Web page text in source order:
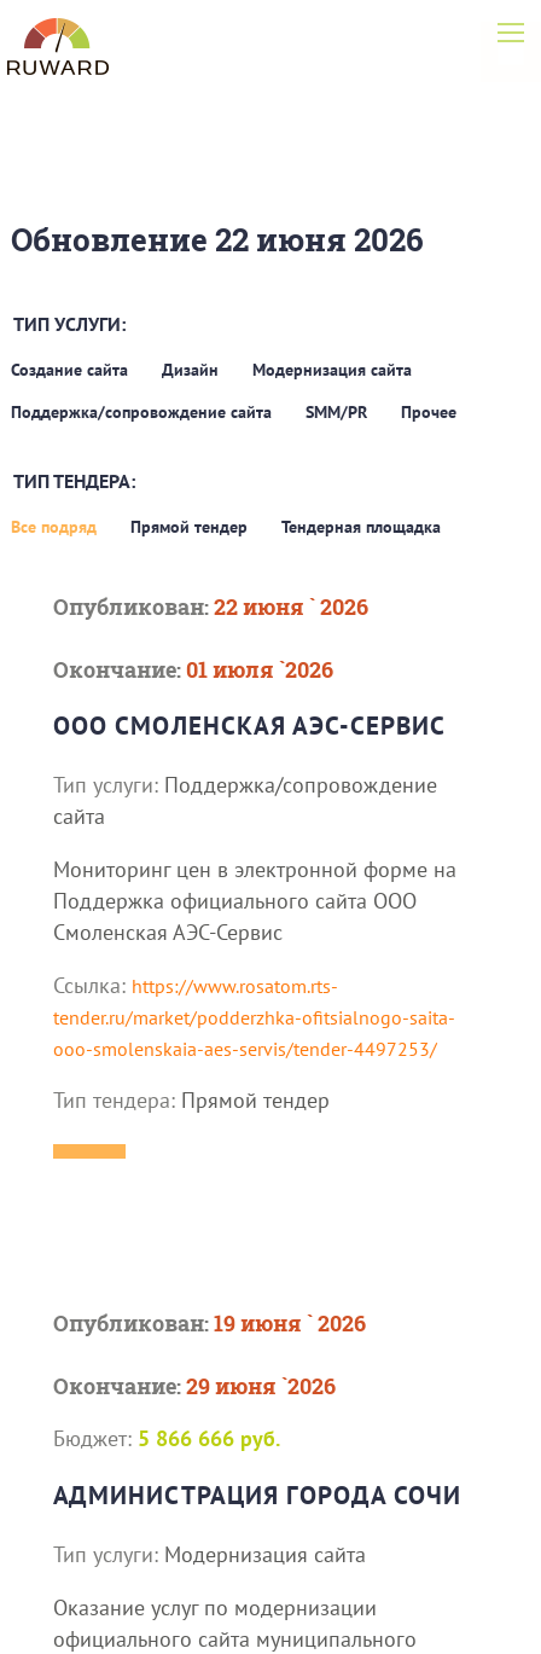
Обновление 22 июня 2026
ТИП УСЛУГИ:
Создание сайта Дизайн
Модернизация сайта
Поддержка/сопровождение сайта
SMM/PR Прочее
ТИП ТЕНДЕРА:
Все подряд Прямой тендер Тендерная площадка
Опубликован:22 июня ` 2026
Окончание:01 июля `2026
ООО СМОЛЕНСКАЯ АЭС-СЕРВИС
Тип услуги: Поддержка/сопровождение
сайта
Мониторинг цен в электронной форме на
Поддержка официального сайта ООО
Смоленская АЭС-Сервис
Ссылка: https://www.rosatom.rts-
tender.ru/market/podderzhka-ofitsialnogo-saita-
ooo-smolenskaia-aes-servis/tender-4497253/
Тип тендера: Прямой тендер
Опубликован:19 июня ` 2026
Окончание:29 июня `2026
Бюджет: 5 866 666 руб.
АДМИНИСТРАЦИЯ ГОРОДА СОЧИ
Тип услуги: Модернизация сайта
Оказание услуг по модернизации
официального сайта муниципального